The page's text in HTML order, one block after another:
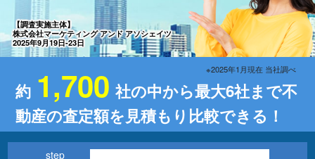
【調査実施主体】
株式会社マーケティング アンド アソシェイツ
2025年9月19日-23日
約 1,700 社の中から最大6社まで不
動産の査定額を見積もり比較できる！
※2025年1月現在 当社調べ